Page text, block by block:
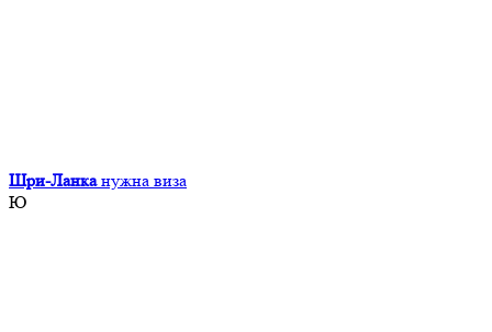
Шри-Ланка нужна виза
Ю